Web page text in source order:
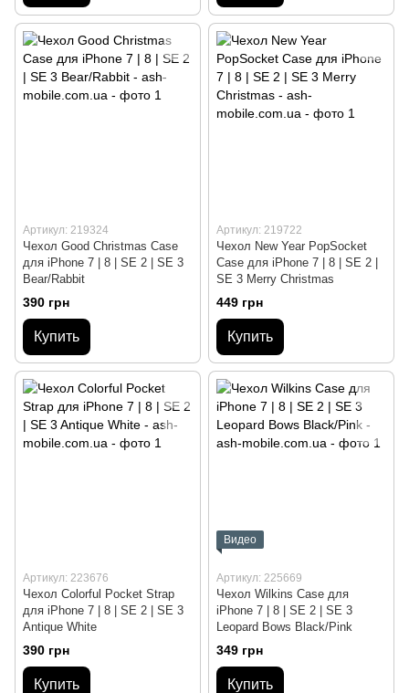
Артикул: 219324
Чехол Good Christmas Case
для iPhone 7 | 8 | SE 2 | SE 3
Bear/Rabbit
390 грн
Купить
Артикул: 219722
Чехол New Year PopSocket
Case для iPhone 7 | 8 | SE 2 |
SE 3 Merry Christmas
449 грн
Купить
Артикул: 223676
Чехол Colorful Pocket Strap
для iPhone 7 | 8 | SE 2 | SE 3
Antique White
390 грн
Купить
Видео
Артикул: 225669
Чехол Wilkins Case для
iPhone 7 | 8 | SE 2 | SE 3
Leopard Bows Black/Pink
349 грн
Купить